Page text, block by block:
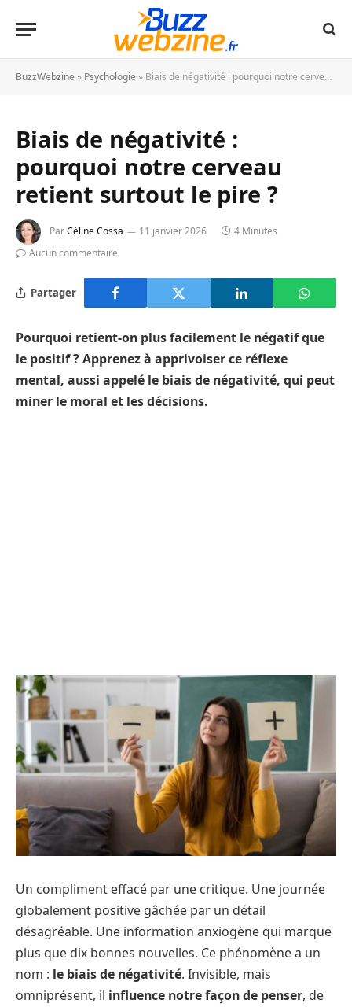
BuzzWebzine » Psychologie » Biais de négativité : pourquoi notre cerveau retient surtout le pire ?
Biais de négativité :
pourquoi notre cerveau
retient surtout le pire ?
ParCéline Cossa 11 janvier 2026
4 Minutes
Aucun commentaire
Partager
Pourquoi retient-on plus facilement le négatif que
le positif ? Apprenez à apprivoiser ce réflexe
mental, aussi appelé le biais de négativité, qui peut
miner le moral et les décisions.
Un compliment effacé par une critique. Une journée
globalement positive gâchée par un détail
désagréable. Une information anxiogène qui marque
plus que dix bonnes nouvelles. Ce phénomène a un
nom : le biais de négativité. Invisible, mais
omniprésent, il influence notre façon de penser, de